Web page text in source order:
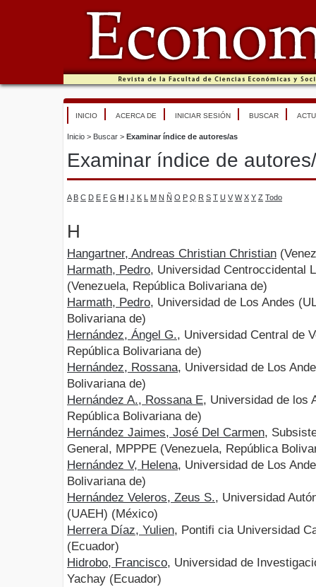
INICIO ACERCA DE INICIAR SESIÓN BUSCAR
Inicio > Buscar > Examinar índice de autores/as
Examinar índice de
A B C D E F G H I J K L M N Ñ O P Q R S T U V W X Y Z Todo
H
Hangartner, Andreas Christian Christian
Harmath, Pedro, Universidad Centroccidental
(Venezuela, República Bolivariana de)
Harmath, Pedro, Universidad de Los Andes
Bolivariana de)
Hernández, Ángel G., Universidad Central de
República Bolivariana de)
Hernández, Rossana, Universidad de Los
Bolivariana de)
Hernández A., Rossana E, Universidad de los
República Bolivariana de)
Hernández Jaimes, José Del Carmen,
General, MPPPE (Venezuela, República
Hernández V, Helena, Universidad de Los
Bolivariana de)
Hernández Veleros, Zeus S., Universidad
(UAEH) (México)
Herrera Díaz, Yulien, Pontifi cia Universidad
(Ecuador)
Hidrobo, Francisco, Universidad de
Yachay (Ecuador)